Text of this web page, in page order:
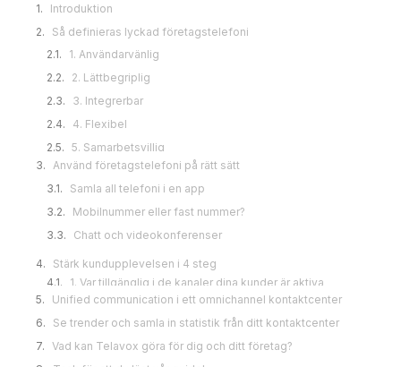
Introduktion
Så definieras lyckad företagstelefoni
Använd företagstelefoni på rätt sätt
Samla all telefoni i en app
Mobilnummer eller fast nummer?
Chatt och videokonferenser
Stärk kundupplevelsen i 4 steg
1. Var tillgänglig i de kanaler dina kunder är aktiva
2. Bemöt kundernas ökade krav på tillgänglighet med
IVR
3. Integrera växeln med ert CRM och öka
kundnöjdheten
4. Investera i rätt antal växlar
Se trender och samla in statistik från ditt kontaktcenter
Vad kan Telavox göra för dig och ditt företag?
Tack för att du läst vår guide!